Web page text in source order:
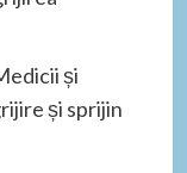
și
și sprijin